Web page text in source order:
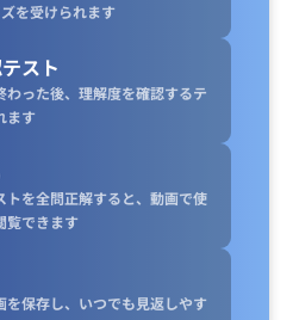
を受けられます
スト
わった後、理解度を確認するテ
ます
トを全問正解すると、動画で使
覧できます
を保存し、いつでも見返しやす